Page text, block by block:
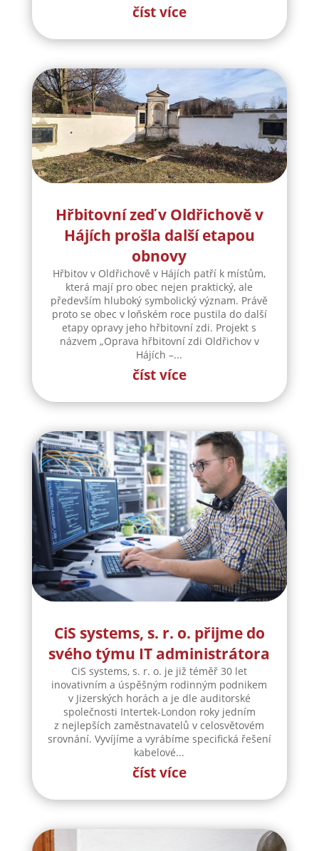
číst více
Hřbitovní zeď v Oldřichově v
Hájích prošla další etapou
obnovy
Hřbitov v Oldřichově v Hájích patří k místům,
která mají pro obec nejen praktický, ale
především hluboký symbolický význam. Právě
proto se obec v loňském roce pustila do další
etapy opravy jeho hřbitovní zdi. Projekt s
názvem „Oprava hřbitovní zdi Oldřichov v
Hájích –...
číst více
CiS systems, s. r. o. přijme do
svého týmu IT administrátora
CiS systems, s. r. o. je již téměř 30 let
inovativním a úspěšným rodinným podnikem
v Jizerských horách a je dle auditorské
společnosti Intertek-London roky jedním
z nejlepších zaměstnavatelů v celosvětovém
srovnání. Vyvíjíme a vyrábíme specifická řešení
kabelové...
číst více